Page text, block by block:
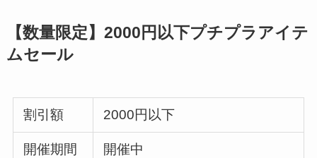
【数量限定】2000円以下プチプラアイテ
ムセール
割引額 2000円以下
開催期間
開催中